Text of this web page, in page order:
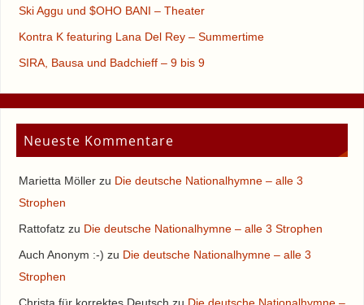
Ski Aggu und $OHO BANI – Theater
Kontra K featuring Lana Del Rey – Summertime
SIRA, Bausa und Badchieff – 9 bis 9
Neueste Kommentare
Marietta Möllerzu Die deutsche Nationalhymne – alle 3
Strophen
Rattofatzzu Die deutsche Nationalhymne – alle 3 Strophen
Auch Anonym :-) zu Die deutsche Nationalhymne – alle 3
Strophen